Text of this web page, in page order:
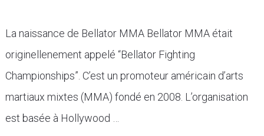
La naissance de Bellator MMA Bellator MMA était
originellenement appelé “Bellator Fighting
Championships”. C’est un promoteur américain d’arts
martiaux mixtes (MMA) fondé en 2008. L’organisation
est basée à Hollywood …